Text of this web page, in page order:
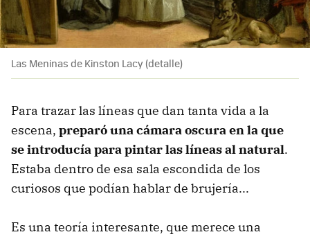
Las Meninas de Kinston Lacy (detalle)
Para trazar las líneas que dan tanta vida a la
escena, preparó una cámara oscura en la que
se introducía para pintar las líneas al natural.
Estaba dentro de esa sala escondida de los
curiosos que podían hablar de brujería...
Es una teoría interesante, que merece una